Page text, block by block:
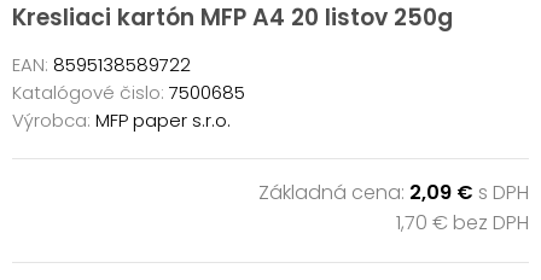
Kresliaci kartón MFP A4 20 listov 250g
EAN: 8595138589722
Katalógové čislo: 7500685
Výrobca: MFP paper s.r.o.
Základná cena: 2,09 € s DPH
1,70 € bez DPH